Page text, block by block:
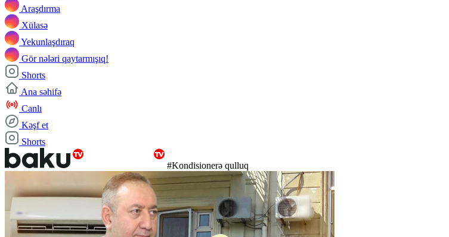
Araşdırma
Xülasə
Yekunlaşdıraq
Gör nələri qaytarmışıq!
Shorts
Ana səhifə
Canlı
Kəşf et
Shorts
#Kondisionerə qulluq